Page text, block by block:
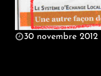
POSTED
30 novembre 2012